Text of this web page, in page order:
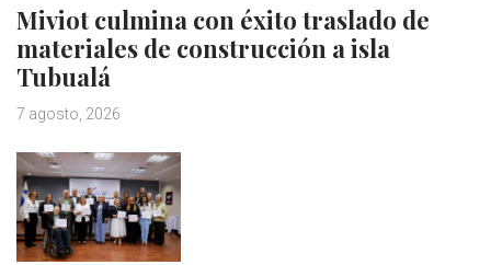
Miviot culmina con éxito traslado de
materiales de construcción a isla
Tubualá
7 agosto, 2026